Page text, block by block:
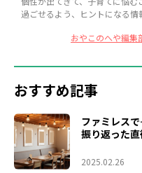
過ごせるよう、ヒントになる情
おやこのへや編集
おすすめ記事
ファミレス
振り返った
2025.02.26